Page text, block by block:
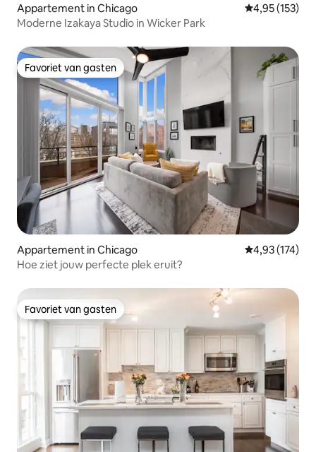
Appartement in Chicago Gemiddelde
4,95 (153)
Moderne Izakaya Studio in Wicker Park
Favoriet van gasten
Favoriet van gasten
Appartement in Chicago Gemiddelde
4,93 (174)
Hoe ziet jouw perfecte plek eruit?
Favoriet van gasten
Favoriet van gasten